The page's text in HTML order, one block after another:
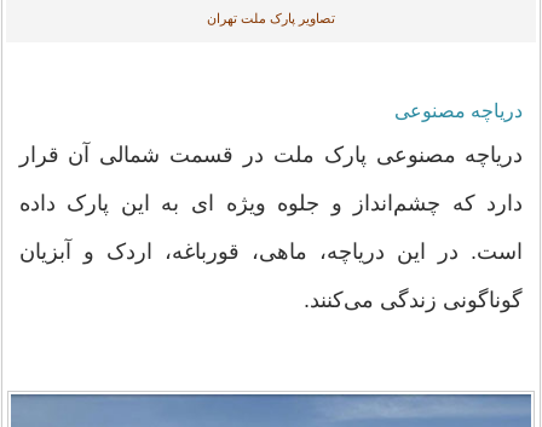
تصاویر پارک ملت تهران
دریاچه مصنوعی
دریاچه مصنوعی پارک ملت در قسمت شمالی آن قرار
دارد که چشم‌انداز و جلوه ویژه ای به این پارک داده
است. در این دریاچه، ماهی، قورباغه، اردک و آبزیان
گوناگونی زندگی می‌کنند.